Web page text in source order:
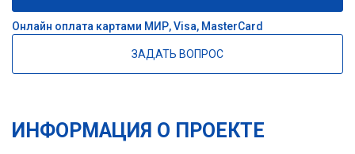
Онлайн оплата картами МИР, Visa, MasterCard
ЗАДАТЬ ВОПРОС
ИНФОРМАЦИЯ О ПРОЕКТЕ